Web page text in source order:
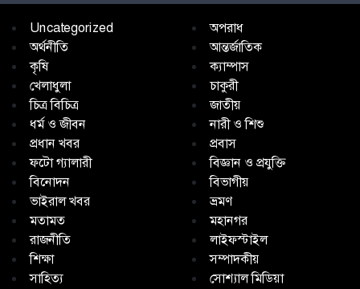
Uncategorized
অপরাধ
অর্থনীতি
আন্তর্জাতিক
কৃষি
ক্যাম্পাস
খেলাধুলা
চাকুরী
চিত্র বিচিত্র
জাতীয়
ধর্ম ও জীবন
নারী ও শিশু
প্রধান খবর
প্রবাস
ফটো গ্যালারী
বিজ্ঞান ও প্রযুক্তি
বিনোদন
বিভাগীয়
ভাইরাল খবর
ভ্রমণ
মতামত
মহানগর
রাজনীতি
লাইফস্টাইল
শিক্ষা
সম্পাদকীয়
সাহিত্য
সোশ্যাল মিডিয়া